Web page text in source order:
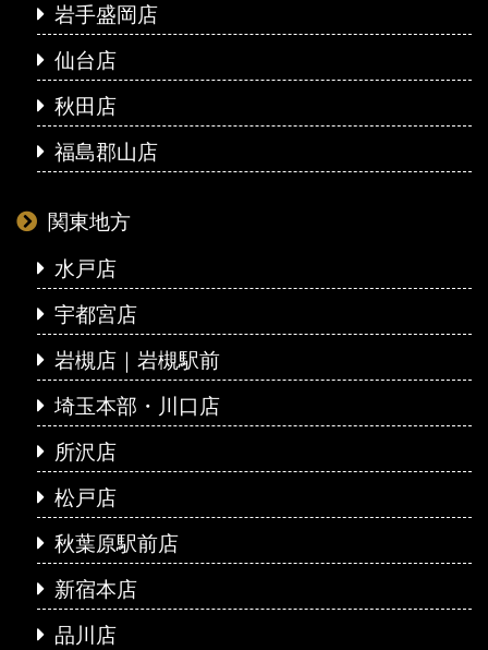
岩手盛岡店
仙台店
秋田店
福島郡山店
関東地方
水戸店
宇都宮店
岩槻店｜岩槻駅前
埼玉本部・川口店
所沢店
松戸店
秋葉原駅前店
新宿本店
品川店